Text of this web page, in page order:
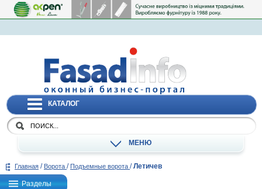
КАТАЛОГ
МЕНЮ
Главная / Ворота / Подъемные ворота / Летичев
Разделы